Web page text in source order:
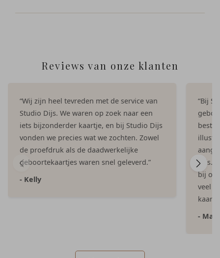
Reviews van onze klanten
“Wij zijn heel tevreden met de service van
Studio Dijs. We waren op zoek naar een
iets bijzonderder kaartje, en bij Studio Dijs
vonden we precies wat we zochten. Zowel
de proefdruk als de daadwerkelijke
geboortekaartjes waren snel geleverd.”
- Kelly
“Bij
Dijs.
bij
veel
-